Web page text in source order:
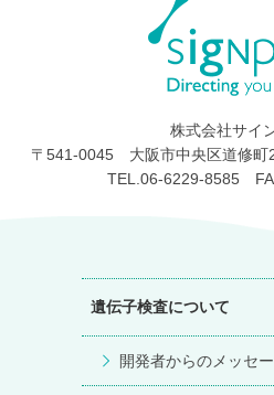
株式会社サイ
〒541-0045 大阪市中央区道修町
TEL.06-6229-8585
遺伝子検査について
開発者からのメッセ